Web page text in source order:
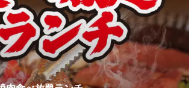
チ
ランチ
「90分パイ食べ放題ランチ」は5種類のお食事
前菜サラダ、スープ、メイン料理、そして食
、とってもお得なセットです。 ぐるなびから
トやデザートセットと組み合わせたさらにお
予約できます！